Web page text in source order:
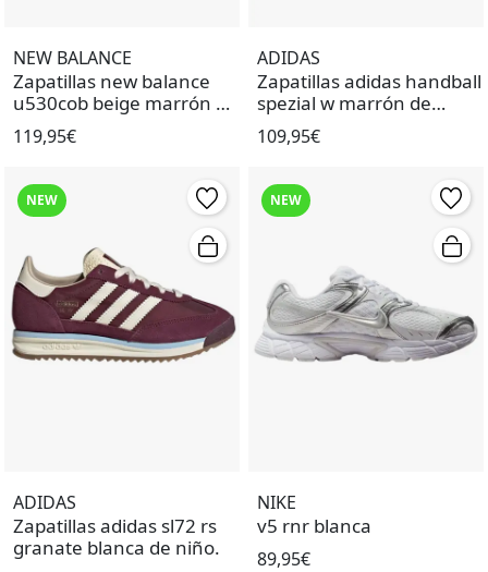
NEW BALANCE
Zapatillas new balance
u530cob beige marrón de
mujer.
119,95€
ADIDAS
Zapatillas adidas handball
spezial w marrón de
mujer.
109,95€
NEW
ADIDAS
Zapatillas adidas sl72 rs
granate blanca de niño.
NEW
NIKE
v5 rnr blanca
89,95€